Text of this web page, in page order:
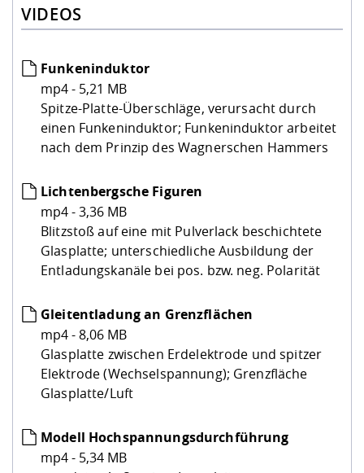
VIDEOS
Funkeninduktor
mp4 - 5,21 MB
Spitze-Platte-Überschläge, verursacht durch
einen Funkeninduktor; Funkeninduktor arbeitet
nach dem Prinzip des Wagnerschen Hammers
Lichtenbergsche Figuren
mp4 - 3,36 MB
Blitzstoß auf eine mit Pulverlack beschichtete
Glasplatte; unterschiedliche Ausbildung der
Entladungskanäle bei pos. bzw. neg. Polarität
Gleitentladung an Grenzflächen
mp4 - 8,06 MB
Glasplatte zwischen Erdelektrode und spitzer
Elektrode (Wechselspannung); Grenzfläche
Glasplatte/Luft
Modell Hochspannungsdurchführung
mp4 - 5,34 MB